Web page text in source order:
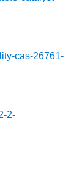
cas-26761-
2-